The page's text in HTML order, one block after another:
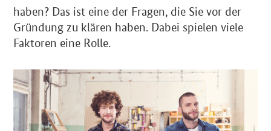
haben? Das ist eine der Fragen, die Sie vor der
Gründung zu klären haben. Dabei spielen viele
Faktoren eine Rolle.